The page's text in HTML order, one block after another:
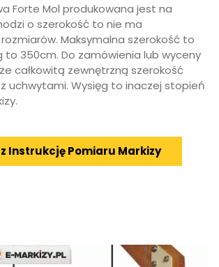
Forte Mol produkowana jest na
o szerokość to nie ma
Maksymalna szerokość to
to 350cm. Do zamówienia lub wyceny
całkowitą zewnętrzną szerokość
z uchwytami. Wysięg to inaczej stopień
Instrukcję Pomiaru Markizy